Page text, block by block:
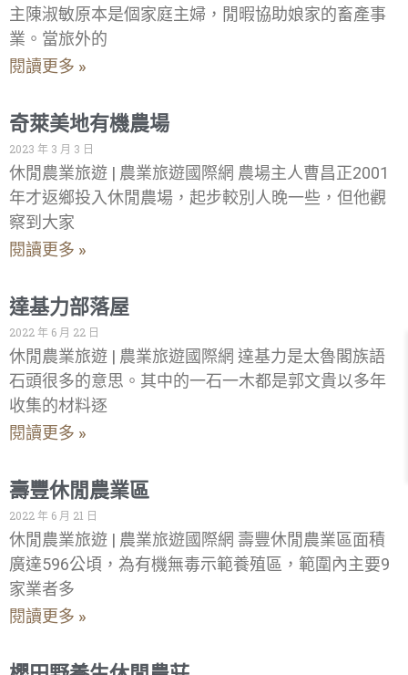
主陳淑敏原本是個家庭主婦，閒暇協助娘家的畜產事
業。當旅外的
閱讀更多 »
奇萊美地有機農場
2023 年 3 月 3 日
休閒農業旅遊 | 農業旅遊國際網 農場主人曹昌正2001
年才返鄉投入休閒農場，起步較別人晚一些，但他觀
察到大家
閱讀更多 »
達基力部落屋
2022 年 6 月 22 日
休閒農業旅遊 | 農業旅遊國際網 達基力是太魯閣族語
石頭很多的意思。其中的一石一木都是郭文貴以多年
收集的材料逐
閱讀更多 »
壽豐休閒農業區
2022 年 6 月 21 日
休閒農業旅遊 | 農業旅遊國際網 壽豐休閒農業區面積
廣達596公頃，為有機無毒示範養殖區，範圍內主要9
家業者多
閱讀更多 »